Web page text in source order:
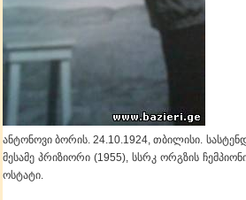
ანტონოვი ბორის. 24.10.1924, თბილისი.
მესამე პრიზიორი (1955), სსრკ ორგზის
ოსტატი.